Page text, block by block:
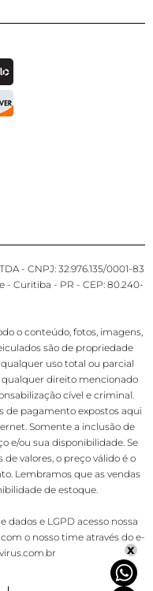
- CNPJ: 32.976.135/0001-83
- Curitiba - PR - CEP: 80.240-
o conteúdo, fotos, imagens,
são de propriedade
uso total ou parcial
qualquer direito mencionado
cível e criminal.
de pagamento expostos aqui
Somente a inclusão de
e/ou sua disponibilidade. Se
valores, o preço válido é o
Lembramos que as vendas
de estoque.
dados e LGPD acesso nossa
o nosso time através do e-
x